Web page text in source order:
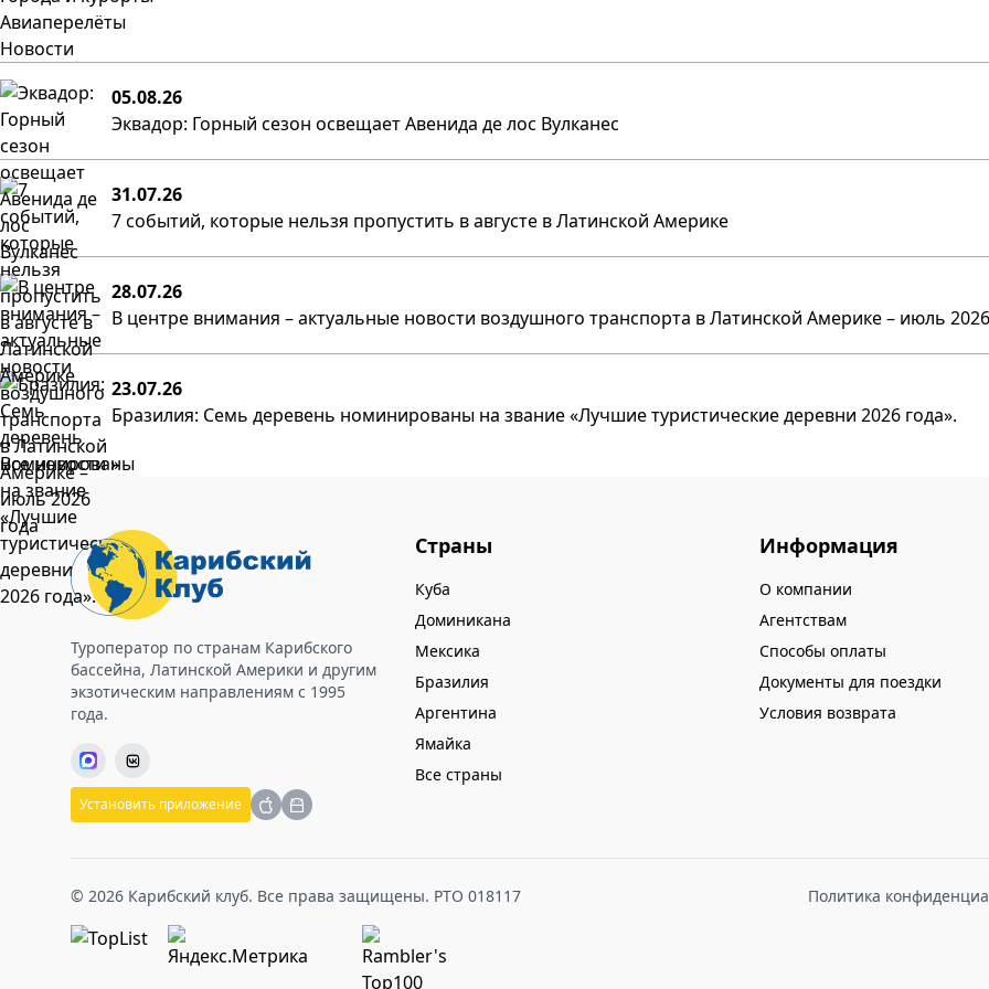
Авиаперелёты
Новости
05.08.26
Эквадор: Горный сезон освещает Авенида де лос Вулканес
31.07.26
7 событий, которые нельзя пропустить в августе в Латинской Америке
28.07.26
В центре внимания – актуальные новости воздушного транспорта в Латинской Америке – июль
23.07.26
Бразилия: Семь деревень номинированы на звание «Лучшие туристические деревни 2026 года».
Все новости »
Туроператор по странам Карибского
бассейна, Латинской Америки и другим
экзотическим направлениям с 1995
года.
Установить приложение
Страны
Куба
Доминикана
Мексика
Бразилия
Аргентина
Ямайка
Все страны
Информация
О компании
Агентствам
Способы оплаты
Документы для поездки
Условия возврата
© 2026 Карибский клуб. Все права защищены. РТО 018117 Политика